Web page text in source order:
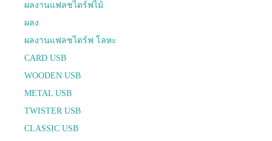
ผลงานแฟลชไดร์ฟไม้
ผลง
ผลงานแฟลชไดร์ฟ โลหะ
CARD USB
WOODEN USB
METAL USB
TWISTER USB
CLASSIC USB